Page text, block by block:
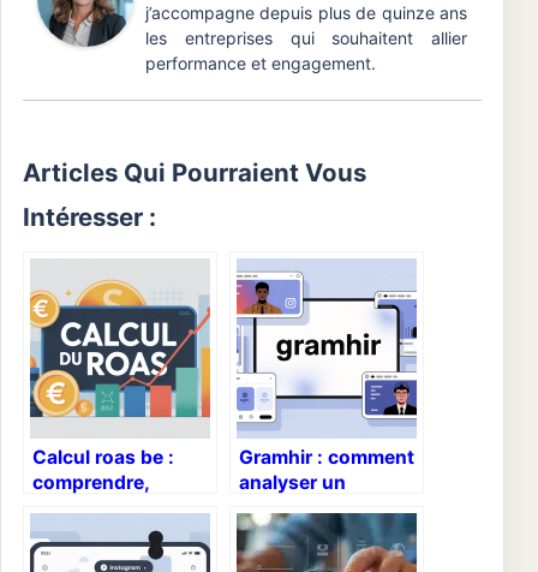
j’accompagne depuis plus de quinze ans
les entreprises qui souhaitent allier
performance et engagement.
Articles Qui Pourraient Vous
Intéresser :
Calcul roas be :
comprendre,
calculer et
améliorer votre
rentabilité pub
Gramhir : comment
analyser un
compte instagram
de façon anonyme